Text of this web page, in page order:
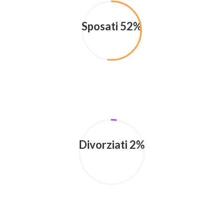
Sposati 52%
Divorziati 2%